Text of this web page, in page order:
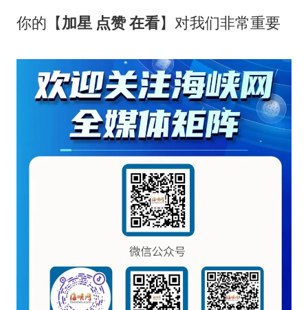
你的【加星 点赞 在看】对我们非常重要